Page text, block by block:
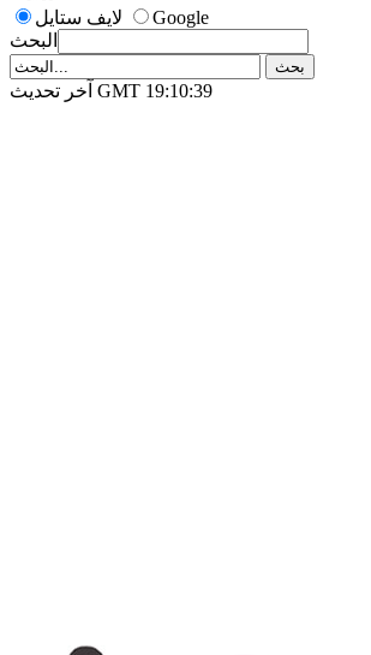
لايف ستايل
Google
البحث
آخر تحديث GMT 19:10:39